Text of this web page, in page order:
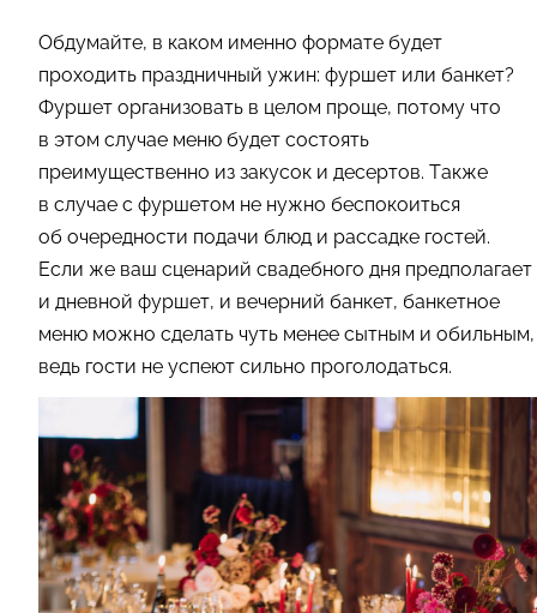
Обдумайте, в каком именно формате будет
проходить праздничный ужин: фуршет или банкет?
Фуршет организовать в целом проще, потому что
в этом случае меню будет состоять
преимущественно из закусок и десертов. Также
в случае с фуршетом не нужно беспокоиться
об очередности подачи блюд и рассадке гостей.
Если же ваш сценарий свадебного дня предполагает
и дневной фуршет, и вечерний банкет, банкетное
меню можно сделать чуть менее сытным и обильным,
ведь гости не успеют сильно проголодаться.